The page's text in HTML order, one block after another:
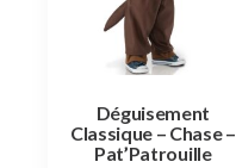
Déguisement
Classique – Chase –
Pat’Patrouille